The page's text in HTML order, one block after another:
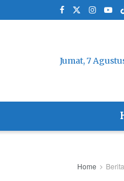
Jumat, 7
Home Berita